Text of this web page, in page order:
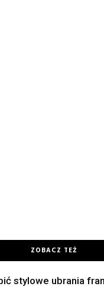
ZOBACZ TEŻ
stylowe ubrania